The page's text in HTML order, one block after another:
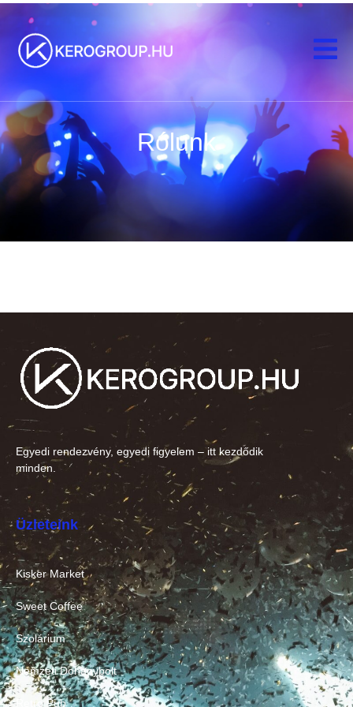
Rólunk
Egyedi rendezvény, egyedi figyelem – itt kezdődik
minden.
Üzleteink
Kisker Market
Sweet Coffee
Szolárium
Nemzeti Dohánybolt
Retro Pub